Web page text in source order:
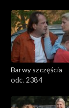
Barwy szczęścia
odc. 2384